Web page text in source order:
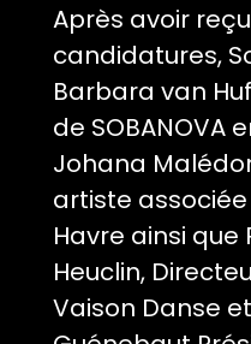
Après avoir
candidatures,
Barbara van
de SOBANOVA
Johana
artiste associée
Havre ainsi
Heuclin,
Vaison Danse